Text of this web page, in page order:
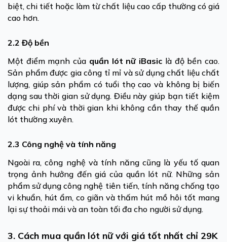
biệt, chi tiết hoặc làm từ chất liệu cao cấp thường có giá
cao hơn.
2.2 Độ bền
Một điểm mạnh của quần lót nữ iBasic là độ bền cao.
Sản phẩm được gia công tỉ mỉ và sử dụng chất liệu chất
lượng, giúp sản phẩm có tuổi thọ cao và không bị biến
dạng sau thời gian sử dụng. Điều này giúp bạn tiết kiệm
được chi phí và thời gian khi không cần thay thế quần
lót thường xuyên.
2.3 Công nghệ và tính năng
Ngoài ra, công nghệ và tính năng cũng là yếu tố quan
trọng ảnh hưởng đến giá của quần lót nữ. Những sản
phẩm sử dụng công nghệ tiên tiến, tính năng chống tạo
vi khuẩn, hút ẩm, co giãn và thấm hút mồ hôi tốt mang
lại sự thoải mái và an toàn tối đa cho người sử dụng.
3. Cách mua quần lót nữ với giá tốt nhất chỉ 29K